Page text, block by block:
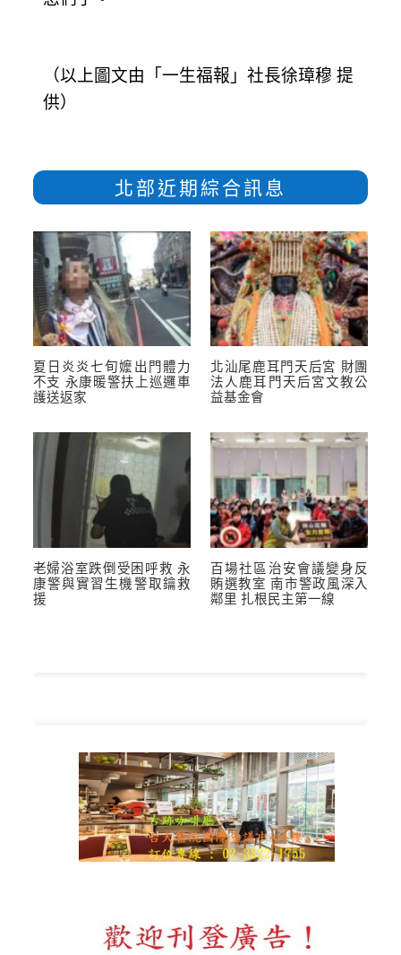
（以上圖文由「一生福報」社長徐璋穆 提
供）
北部近期綜合訊息
夏日炎炎七旬嬤出門體力
不支 永康暖警扶上巡邏車
護送返家
北汕尾鹿耳門天后宮 財團
法人鹿耳門天后宮文教公
益基金會
老婦浴室跌倒受困呼救 永
康警與實習生機警取鑰救
援
百場社區治安會議變身反
賄選教室 南市警政風深入
鄰里 扎根民主第一線